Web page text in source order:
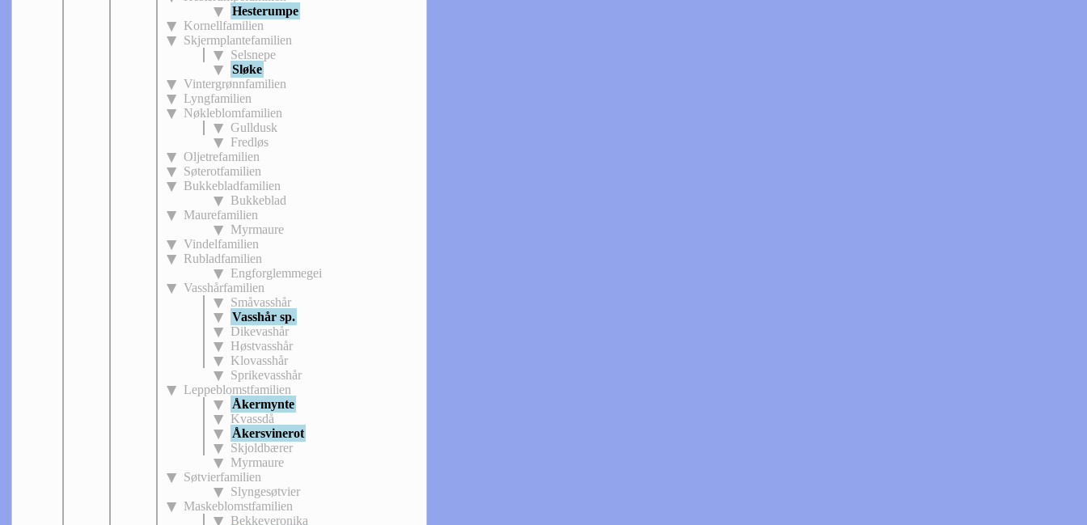
Hesterumpe
Kornellfamilien
Skjermplantefamilien
Selsnepe
Sløke
Vintergrønnfamilien
Lyngfamilien
Nøkleblomfamilien
Gulldusk
Fredløs
Oljetrefamilien
Søterotfamilien
Bukkebladfamilien
Bukkeblad
Maurefamilien
Myrmaure
Vindelfamilien
Rubladfamilien
Engforglemmegei
Vasshårfamilien
Småvasshår
Vasshår sp.
Dikevashår
Høstvasshår
Klovasshår
Sprikevasshår
Leppeblomstfamilien
Åkermynte
Kvassdå
Åkersvinerot
Skjoldbærer
Myrmaure
Søtvierfamilien
Slyngesøtvier
Maskeblomstfamilien
Bekkeveronika